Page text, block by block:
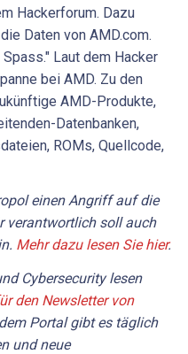
Hackerforum. Dazu
Daten von AMD.com.
Laut dem Hacker
bei AMD. Zu den
AMD-Produkte,
Datenbanken,
ROMs, Quellcode,
einen Angriff auf die
verantwortlich soll auch
Mehr dazu lesen Sie hier.
Cybersecurity lesen
den Newsletter von
Portal gibt es täglich
und neue